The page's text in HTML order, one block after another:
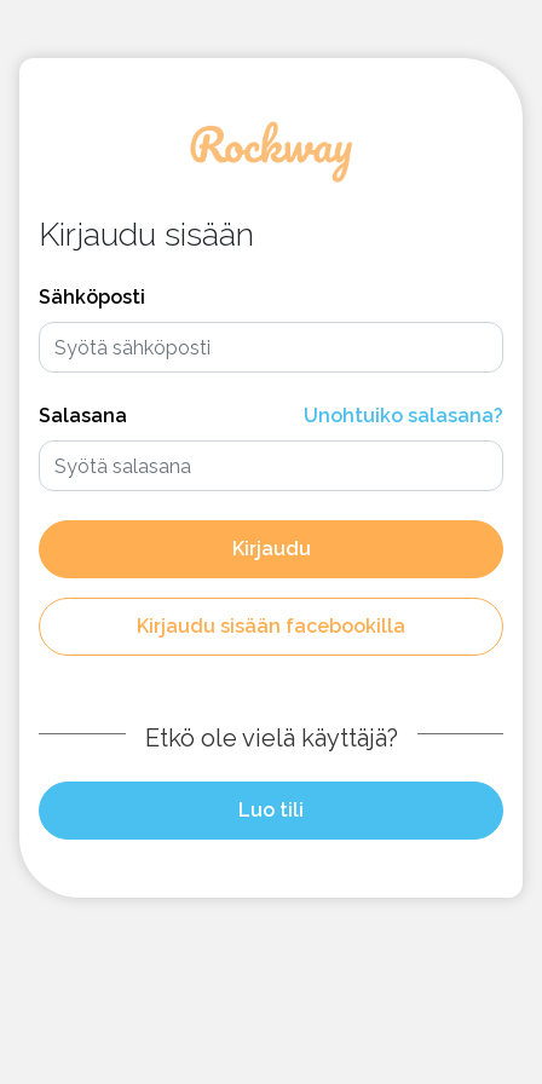
Kirjaudu sisään
Sähköposti
Salasana Unohtuiko salasana?
Kirjaudu
Kirjaudu sisään facebookilla
Etkö ole vielä käyttäjä?
Luo tili